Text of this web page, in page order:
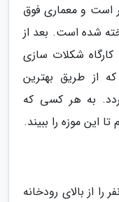
و معماری فوق
شده است. بعد از
کارگاه شکلات سازی
از طریق بهترین
به هر کسی که
این موزه را ببیند.
این کابین ها می توانند همزمان 2000 نفر را از بالای رودخانه